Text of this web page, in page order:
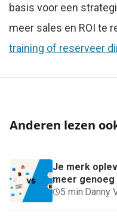
basis voor een
meer sales en ROI te
training of reserveer
Anderen lezen
Je merk
meer genoeg
5 min·Danny